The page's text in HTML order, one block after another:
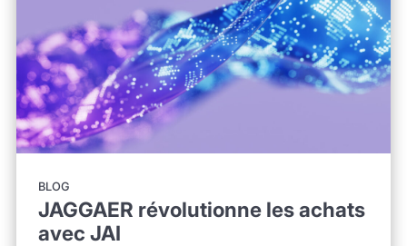
BLOG
JAGGAER révolutionne les achats
avec JAI